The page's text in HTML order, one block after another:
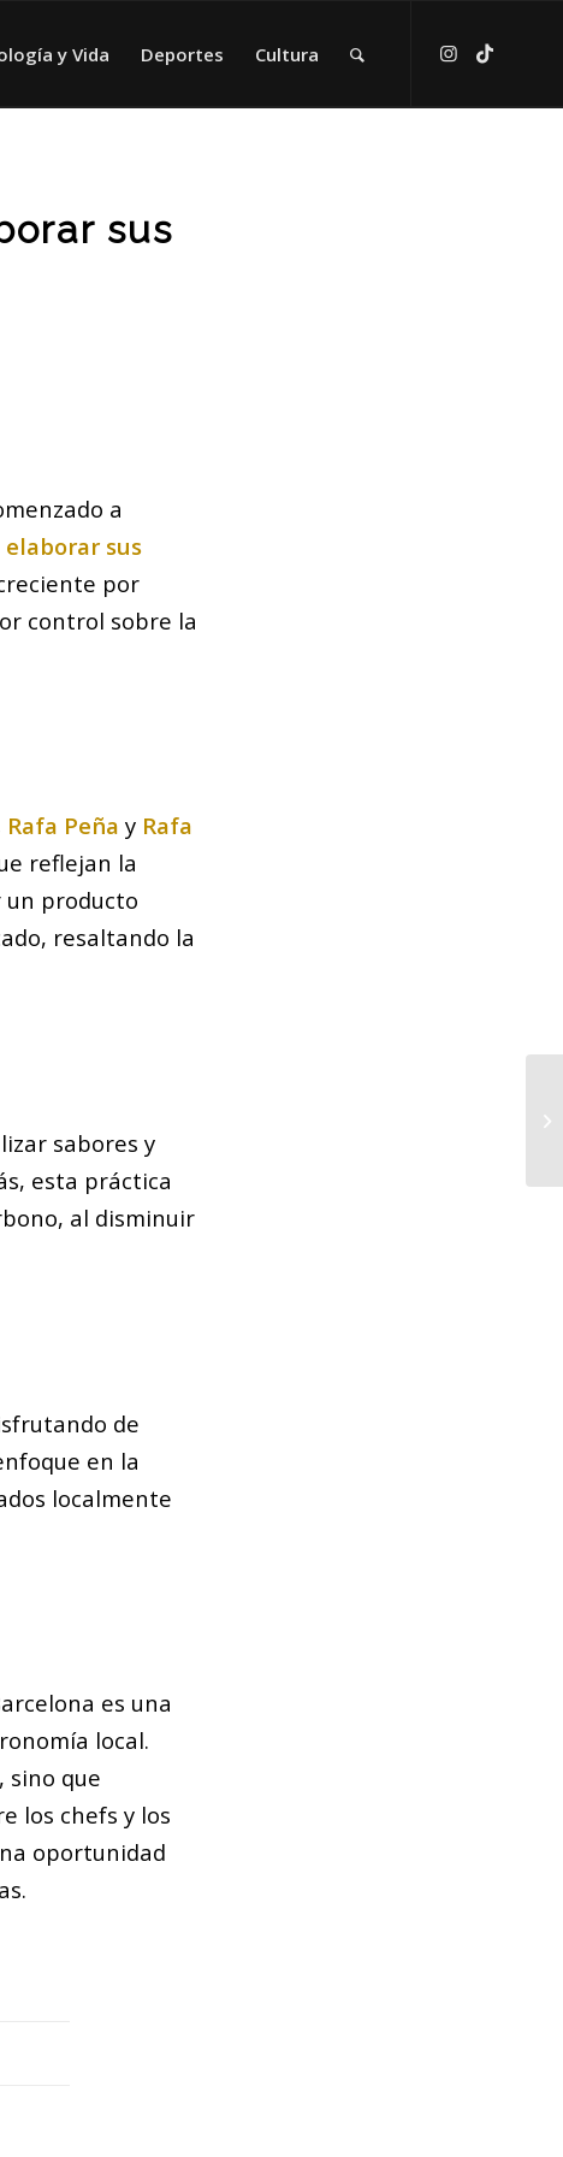
y Vida Deportes Cultura
sus
a
elaborar sus
por
control sobre la
Rafa Peña y Rafa
reflejan la
un producto
resaltando la
sabores y
esta práctica
al disminuir
de
en la
localmente
es una
local.
sino que
los chefs y los
oportunidad